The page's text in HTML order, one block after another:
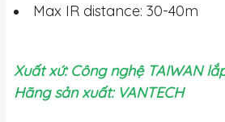
Max IR distance: 30-40m
Xuất xứ: Công nghệ TAIWAN
Hãng sản xuất: VANTECH